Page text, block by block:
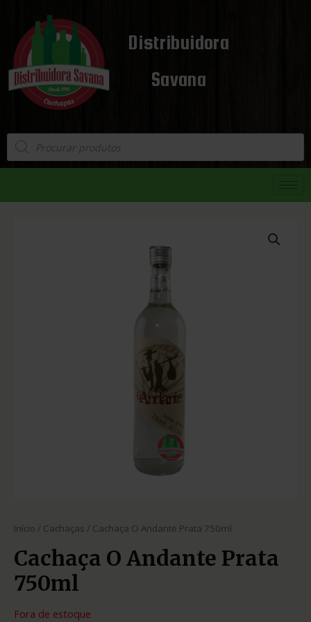
Distribuidora
Savana
Início / Cachaças / Cachaça O Andante Prata 750ml
Cachaça O Andante Prata
750ml
Fora de estoque